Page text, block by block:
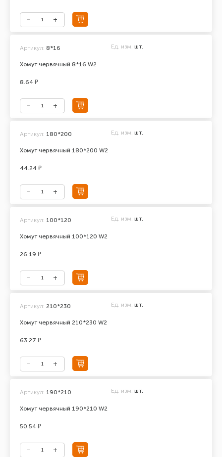
Хомут червячный 8*16 W2
Артикул: 8*16 Ед. изм. шт.
8.64 ₽
Хомут червячный 180*200 W2
Артикул: 180*200 Ед. изм. шт.
44.24 ₽
Хомут червячный 100*120 W2
Артикул: 100*120 Ед. изм. шт.
26.19 ₽
Хомут червячный 210*230 W2
Артикул: 210*230 Ед. изм. шт.
63.27 ₽
Хомут червячный 190*210 W2
Артикул: 190*210 Ед. изм. шт.
50.54 ₽